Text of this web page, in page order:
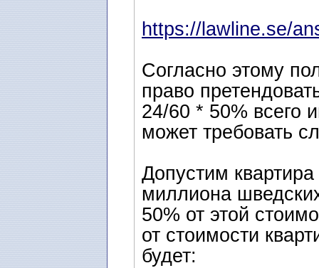
https://lawline.se/
Согласно этому
право
24/60 * 50% всего
может требовать
Допустим
миллиона
50% от этой
от стоимости
будет: